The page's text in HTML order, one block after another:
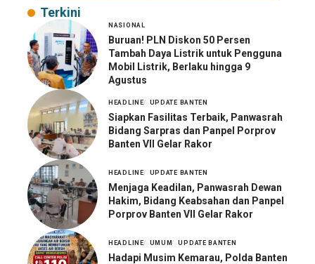
Terkini
NASIONAL
Buruan! PLN Diskon 50 Persen
Tambah Daya Listrik untuk Pengguna
Mobil Listrik, Berlaku hingga 9
Agustus
HEADLINE UPDATE BANTEN
Siapkan Fasilitas Terbaik, Panwasrah
Bidang Sarpras dan Panpel Porprov
Banten VII Gelar Rakor
HEADLINE UPDATE BANTEN
Menjaga Keadilan, Panwasrah Dewan
Hakim, Bidang Keabsahan dan Panpel
Porprov Banten VII Gelar Rakor
HEADLINE UMUM UPDATE BANTEN
Hadapi Musim Kemarau, Polda Banten